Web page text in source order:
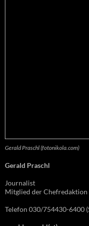
Gerald Praschl (fotonikola.com)
Gerald Praschl
Journalist
Mitglied der
Telefon 030/754430-6400